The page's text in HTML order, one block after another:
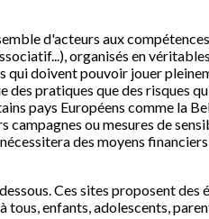
d'acteurs aux
organisés en
doivent pouvoir jouer
pratiques que des risques
pays Européens comme la
campagnes ou mesures de
des moyens
Ces sites proposent des
enfants, adolescents,